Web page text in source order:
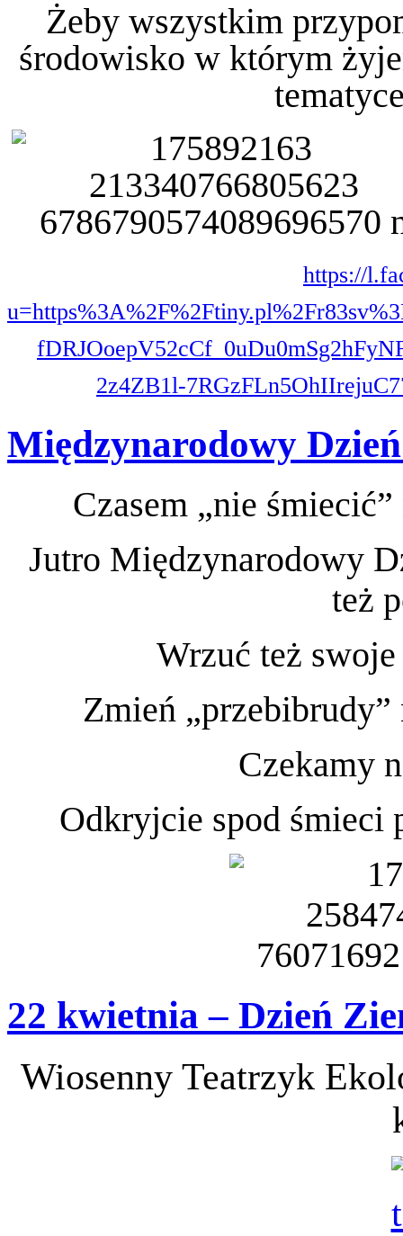
Żeby wszystkim
środowisko w którym
https://
2z4ZB1l-
Międzynarodowy
Czasem „nie
Jutro Międzynarodowy
też
Wrzuć też
Zmień
Czekamy
Odkryjcie spod śmieci
22 kwietnia – Dzień
Wiosenny Teatrzyk